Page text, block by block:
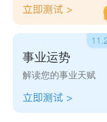
源利茂盛 尚品
那家小厨 沙井
事业运势
解读您的事业天赋